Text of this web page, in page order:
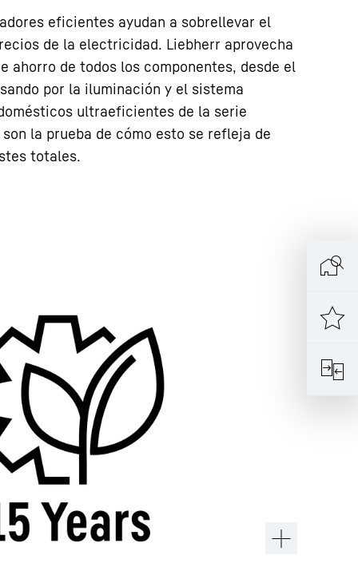
eficientes ayudan a sobrellevar el
de la electricidad. Liebherr aprovecha
ahorro de todos los componentes, desde el
por la iluminación y el sistema
ultraeficientes de la serie
la prueba de cómo esto se refleja de
totales.